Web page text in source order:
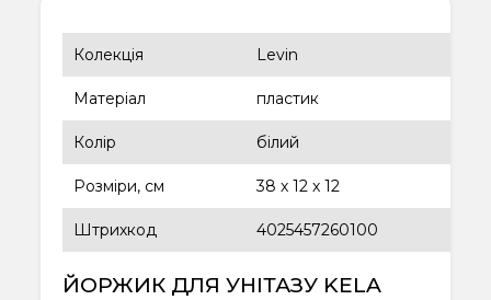
Колекція Levin
Матеріал пластик
Колір білий
Розміри, см 38 х 12 х 12
Штрихкод 4025457260100
ЙОРЖИК ДЛЯ УНІТАЗУ KELA